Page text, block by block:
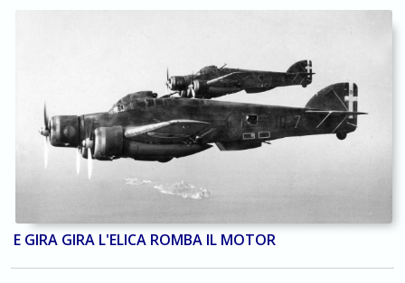
E GIRA GIRA L'ELICA ROMBA IL MOTOR